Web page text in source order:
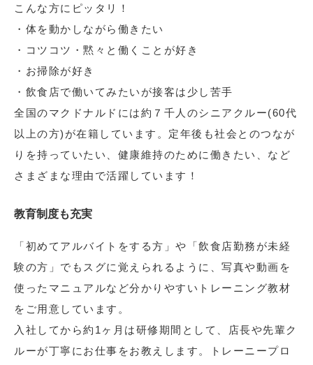
こんな方にピッタリ！
・体を動かしながら働きたい
・コツコツ・黙々と働くことが好き
・お掃除が好き
・飲食店で働いてみたいが接客は少し苦手
全国のマクドナルドには約７千人のシニアクルー(60代
以上の方)が在籍しています。定年後も社会とのつなが
りを持っていたい、健康維持のために働きたい、など
さまざまな理由で活躍しています！
教育制度も充実
「初めてアルバイトをする方」や「飲食店勤務が未経
験の方」でもスグに覚えられるように、写真や動画を
使ったマニュアルなど分かりやすいトレーニング教材
をご用意しています。
入社してから約1ヶ月は研修期間として、店長や先輩ク
ルーが丁寧にお仕事をお教えします。トレーニープロ